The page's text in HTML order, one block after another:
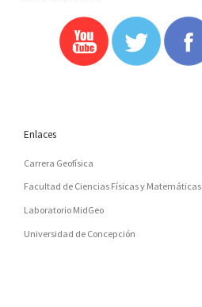
Enlaces
Carrera Geofísica
Facultad de Ciencias Físicas y Matemáticas
Laboratorio MidGeo
Universidad de Concepción